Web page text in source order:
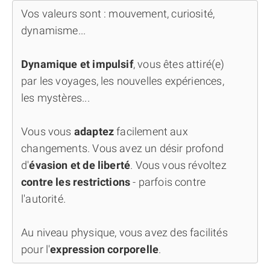
Vos valeurs sont : mouvement, curiosité,
dynamisme...
Dynamique et impulsif, vous êtes attiré(e)
par les voyages, les nouvelles expériences,
les mystères...
Vous vous adaptezfacilement aux
changements. Vous avez un désir profond
d'évasion et de liberté. Vous vous révoltez
contre les restrictions- parfois contre
l'autorité.
Au niveau physique, vous avez des facilités
pour l'expression corporelle.